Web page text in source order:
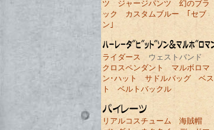
ツ
ジャージパンツ
幻のブラ
ック
カスタムブルー
｢セブ
ン｣
ライダース
ウェストバンド
クロスペンダント
マルボロマ
ン･ハット
サドルバッグ
ベス
ト
ベルトバックル
リアルコスチューム
海賊帽